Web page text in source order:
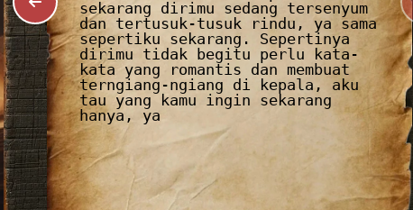
sekarang dirimu sedang tersenyum
dan tertusuk-tusuk rindu, ya sama
sepertiku sekarang. Sepertinya
dirimu tidak begitu perlu kata-
kata yang romantis dan membuat
terngiang-ngiang di kepala, aku
tau yang kamu ingin sekarang
hanya, ya